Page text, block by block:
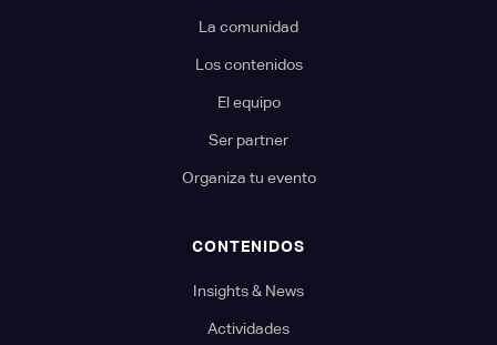
La comunidad
Los contenidos
El equipo
Ser partner
Organiza tu evento
CONTENIDOS
Insights & News
Actividades